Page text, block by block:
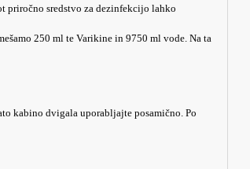
priročno sredstvo za dezinfekcijo lahko
250 ml te Varikine in 9750 ml vode. Na ta
kabino dvigala uporabljajte posamično. Po